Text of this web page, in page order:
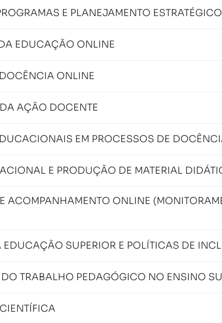
E PLANEJAMENTO ESTRATÉGICO
EDUCAÇÃO ONLINE
ONLINE
AÇÃO DOCENTE
EM PROCESSOS DE
E PRODUÇÃO DE MATERIAL
ACOMPANHAMENTO ONLINE
SUPERIOR E POLÍTICAS DE
TRABALHO PEDAGÓGICO NO ENSINO